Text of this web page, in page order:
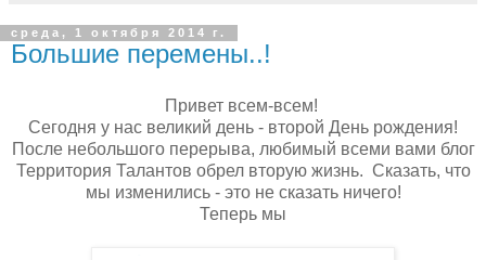
среда, 1 октября 2014 г.
Большие перемены..!
Привет всем-всем!
Сегодня у нас великий день - второй День рождения!
После небольшого перерыва, любимый всеми вами блог
Территория Талантов обрел вторую жизнь. Сказать, что
мы изменились - это не сказать ничего!
Теперь мы